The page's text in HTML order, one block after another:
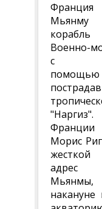
корабль
Военно-
с
Морис
адрес
накануне